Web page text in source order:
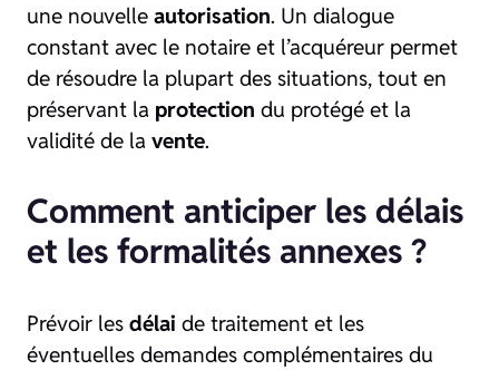
une nouvelle autorisation. Un dialogue
constant avec le notaire et l’acquéreur permet
de résoudre la plupart des situations, tout en
préservant la protection du protégé et la
validité de la vente.
Comment anticiper les délais
et les formalités annexes ?
Prévoir les délai de traitement et les
éventuelles demandes complémentaires du